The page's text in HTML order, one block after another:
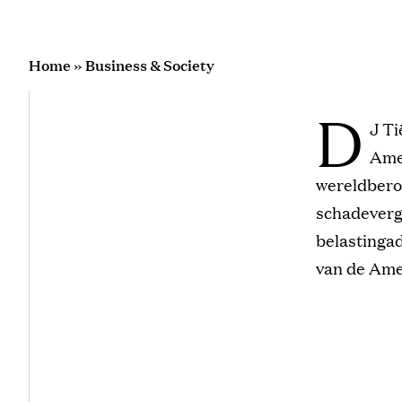
Home»Business & Society
D J
van de